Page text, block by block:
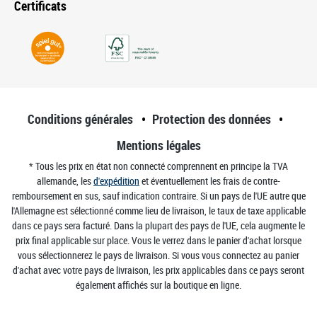
Certificats
Conditions générales
Protection des données
Mentions légales
* Tous les prix en état non connecté comprennent en principe la TVA
allemande, lesd'expédition et éventuellement les frais de contre-
remboursement en sus, sauf indication contraire. Si un pays de l'UE autre que
l'Allemagne est sélectionné comme lieu de livraison, le taux de taxe applicable
dans ce pays sera facturé. Dans la plupart des pays de l'UE, cela augmente le
prix final applicable sur place. Vous le verrez dans le panier d'achat lorsque
vous sélectionnerez le pays de livraison. Si vous vous connectez au panier
d'achat avec votre pays de livraison, les prix applicables dans ce pays seront
également affichés sur la boutique en ligne.